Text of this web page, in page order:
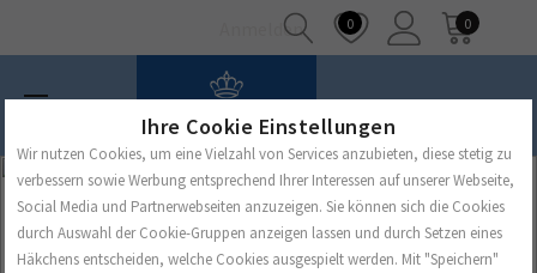
Anmelden 0 0
Ihre Cookie Einstellungen
Wir nutzen Cookies, um eine Vielzahl von Services anzubieten, diese stetig zu
verbessern sowie Werbung entsprechend Ihrer Interessen auf unserer Webseite,
Social Media und Partnerwebseiten anzuzeigen. Sie können sich die Cookies
durch Auswahl der Cookie-Gruppen anzeigen lassen und durch Setzen eines
Häkchens entscheiden, welche Cookies ausgespielt werden. Mit "Speichern"